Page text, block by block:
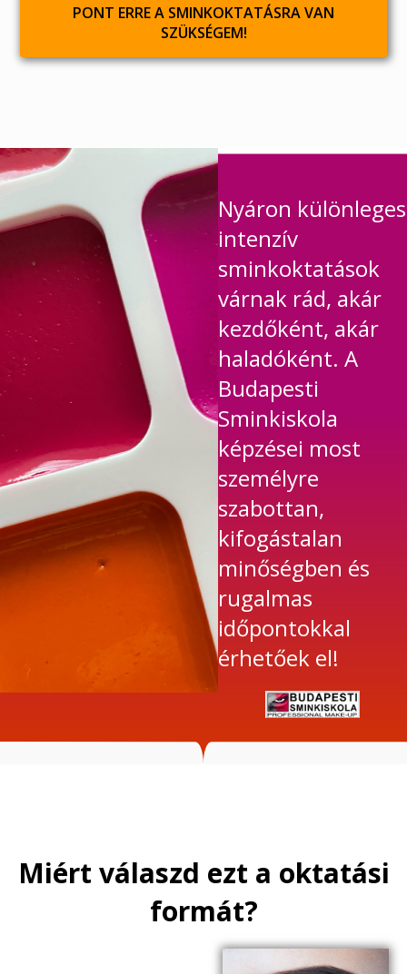
PONT ERRE A SMINKOKTATÁSRA VAN
SZÜKSÉGEM!
Nyáron különleges
intenzív
sminkoktatások
várnak rád, akár
kezdőként, akár
haladóként. A
Budapesti
Sminkiskola
képzései most
személyre
szabottan,
kifogástalan
minőségben és
rugalmas
időpontokkal
érhetőek el!
Miért válaszd ezt a oktatási
formát?